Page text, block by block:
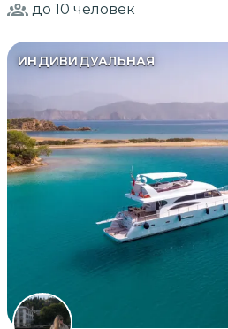
до 10 человек
ИНДИВИДУАЛЬНАЯ